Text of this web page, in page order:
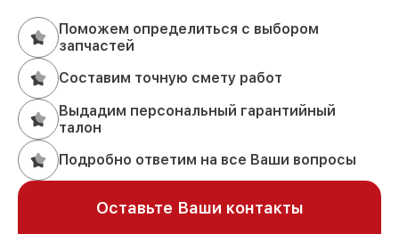
Поможем определиться с выбором
запчастей
Составим точную смету работ
Выдадим персональный гарантийный
талон
Подробно ответим на все Ваши вопросы
Оставьте Ваши контакты